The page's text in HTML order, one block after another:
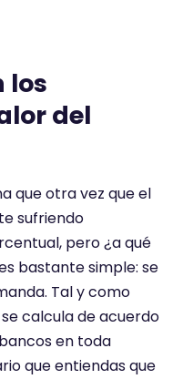
los
del
que otra vez que el
sufriendo
pero ¿a qué
bastante simple: se
Tal y como
calcula de acuerdo
en toda
que entiendas que